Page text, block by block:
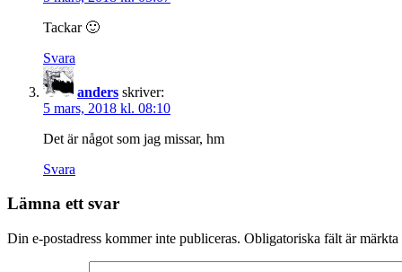
Tackar 🙂
Svara
anders skriver:
5 mars, 2018 kl. 08:10
Det är något som jag missar, hm
Svara
Lämna ett svar
Din e-postadress kommer inte publiceras. Obligatoriska fält är märkta